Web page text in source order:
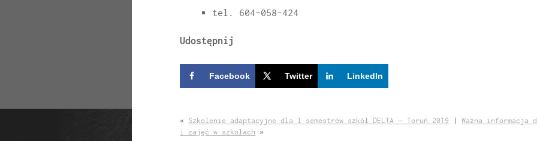
tel. 604-058-424
Udostępnij
Facebook Twitter LinkedIn
« Szkolenie adaptacyjne dla I semestrów szkół DELTA – Toruń 2019 |Ważna informacja
i zajęć w szkołach »